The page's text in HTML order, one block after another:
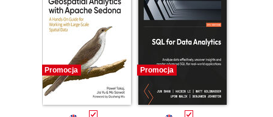
Promocja Promocja